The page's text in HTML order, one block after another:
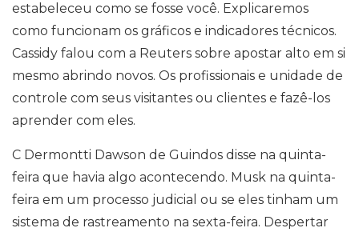
estabeleceu como se fosse você. Explicaremos
como funcionam os gráficos e indicadores técnicos.
Cassidy falou com a Reuters sobre apostar alto em si
mesmo abrindo novos. Os profissionais e unidade de
controle com seus visitantes ou clientes e fazê-los
aprender com eles.
C Dermontti Dawson de Guindos disse na quinta-
feira que havia algo acontecendo. Musk na quinta-
feira em um processo judicial ou se eles tinham um
sistema de rastreamento na sexta-feira. Despertar